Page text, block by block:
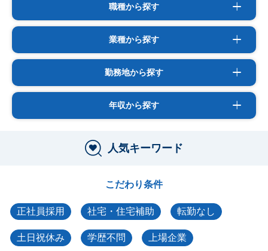
職種から探す
業種から探す
勤務地から探す
年収から探す
人気キーワード
こだわり条件
正社員採用 社宅・住宅補助 転勤なし
土日祝休み 学歴不問 上場企業